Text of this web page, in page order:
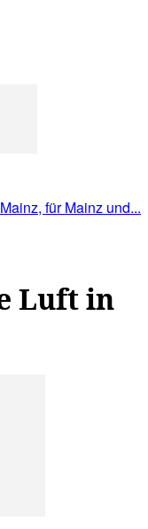
Luft in